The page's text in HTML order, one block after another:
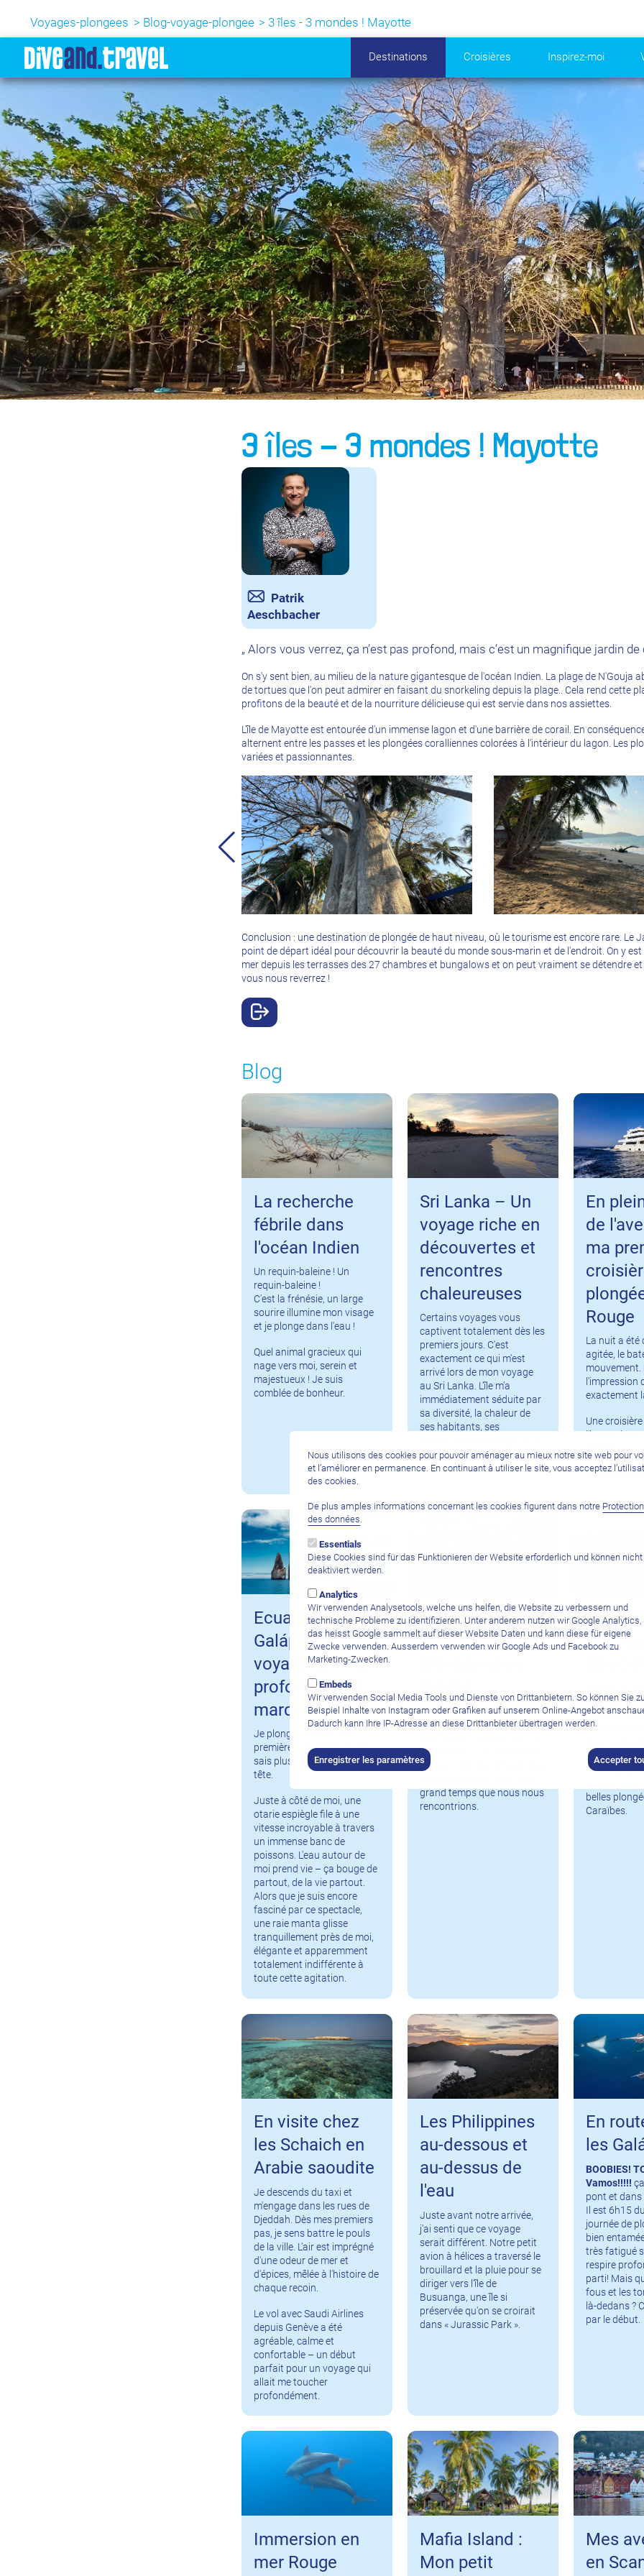
Voyages-plongees Blog-voyage-plongee 3 îles - 3 mondes ! Mayotte
Destinations Croisières Inspirez-moi
3 îles - 3 mondes ! Mayotte
Patrik
Aeschbacher
„ Alors vous verrez, ça n’est pas profond, mais c’est un magnifique jardin de
On s'y sent bien, au milieu de la nature gigantesque de l'océan Indien. La plage de N'Gouja
de tortues que l'on peut admirer en faisant du snorkeling depuis la plage.. Cela rend cette
profitons de la beauté et de la nourriture délicieuse qui est servie dans nos assiettes.
L'île de Mayotte est entourée d'un immense lagon et d'une barrière de corail. En
alternent entre les passes et les plongées coralliennes colorées à l'intérieur du lagon. Les
variées et passionnantes.
Conclusion : une destination de plongée de haut niveau, où le tourisme est encore rare. Le
point de départ idéal pour découvrir la beauté du monde sous-marin et de l'endroit. On y est
mer depuis les terrasses des 27 chambres et bungalows et on peut vraiment se détendre
vous nous reverrez !
Blog
La recherche
fébrile dans
l'océan Indien
Un requin-baleine ! Un
requin-baleine !
C'est la frénésie, un large
sourire illumine mon visage
et je plonge dans l'eau !
Quel animal gracieux qui
nage vers moi, serein et
majestueux ! Je suis
comblée de bonheur.
Sri Lanka – Un
voyage riche en
découvertes et
rencontres
chaleureuses
Certains voyages vous
captivent totalement dès les
premiers jours. C'est
exactement ce qui m'est
arrivé lors de mon voyage
au Sri Lanka. L'île m'a
immédiatement séduite par
sa diversité, la chaleur de
ses habitants, ses
cuisine incroyablement
savoureuse.
En
de
ma
Rouge
La nuit a été
agitée, le
mouvement.
l'impression
exactement
Une
l'improviste
À bord du
Ecuador &
Galápagos – Un
voyage qui m'a
profondément
marqué
Je plonge – et dès les
premières secondes, je ne
sais plus où donner de la
tête.
Juste à côté de moi, une
otarie espiègle file à une
vitesse incroyable à travers
un immense banc de
poissons. L'eau autour de
moi prend vie – ça bouge de
partout, de la vie partout.
Alors que je suis encore
fasciné par ce spectacle,
une raie manta glisse
tranquillement près de moi,
élégante et apparemment
totalement indifférente à
toute cette agitation.
Malpelo - Le
Saint Graal de la
Dans mon imagination
d'enfant, ce rocher dans le
vrai du vrai ». Île de Malpelo,
rocher aride, qui émerge des
grand temps que nous nous
rencontrions.
Saba
les
des
Saba et
voisines si
pourtant si
îles
voyage de
Sans aucun
vivrez ici
belles
Caraïbes.
En visite chez
les Schaich en
Arabie saoudite
Je descends du taxi et
m'engage dans les rues de
Djeddah. Dès mes premiers
pas, je sens battre le pouls
de la ville. L'air est imprégné
d'une odeur de mer et
d'épices, mêlée à l'histoire de
chaque recoin.
Le vol avec Saudi Airlines
depuis Genève a été
agréable, calme et
confortable – un début
parfait pour un voyage qui
allait me toucher
profondément.
Les Philippines
au-dessous et
au-dessus de
l'eau
Juste avant notre arrivée,
j'ai senti que ce voyage
serait différent. Notre petit
avion à hélices a traversé le
brouillard et la pluie pour se
diriger vers l'île de
Busuanga, une île si
préservée qu'on se croirait
dans « Jurassic Park ».
En
les
BOOBIES!
Vamos!!!!!
pont et dans
Il est 6h15
journée de
bien
très fatigué
respire
parti! Mais
fous et les
là-dedans ?
par le début.
Immersion en
mer Rouge
Mafia Island :
Mon petit
Mes
en
Nous utilisons des cookies pour pouvoir aménager au mieux notre site web pour
et l’améliorer en permanence. En continuant à utiliser le site, vous acceptez
des cookies.
De plus amples informations concernant les cookies figurent dans notre Protection
des données
Essentials
Diese Cookies sind für das Funktionieren der Website erforderlich und können nicht
deaktiviert werden.
Analytics
Wir verwenden Analysetools, welche uns helfen, die Website zu verbessern und
technische Probleme zu identifizieren. Unter anderem nutzen wir Google Analytics,
das heisst Google sammelt auf dieser Website Daten und kann diese für eigene
Zwecke verwenden. Ausserdem verwenden wir Google Ads und Facebook zu
Marketing-Zwecken.
Embeds
Wir verwenden Social Media Tools und Dienste von Drittanbietern. So können Sie
Beispiel Inhalte von Instagram oder Grafiken auf unserem Online-Angebot
Dadurch kann Ihre IP-Adresse an diese Drittanbieter übertragen werden.
Enregistrer les paramètres Accepter